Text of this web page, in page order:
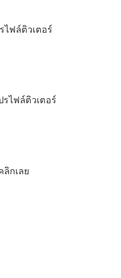
ไฟล์ติวเตอร์
ไฟล์ติวเตอร์
กเลย